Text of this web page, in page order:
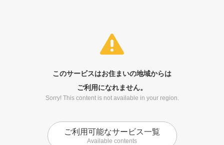
このサービスはお住まいの地域からは
ご利用になれません。
Sorry! This content is not available in your region.
ご利用可能なサービス一覧
Available contents